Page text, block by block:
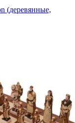
(деревянные,